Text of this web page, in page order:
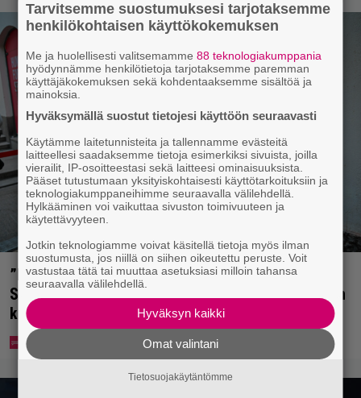
”Mitä isompi vehje, sen paremmin kulkee” –
Susanna Penttilä suuntasi Bangbussinsa Helsingin
keskustaan
Tarvitsemme suostumuksesi tarjotaksemme
henkilökohtaisen käyttökokemuksen
Me ja huolellisesti valitsemamme88 teknologiakumppania
hyödynnämme henkilötietoja tarjotaksemme paremman
käyttäjäkokemuksen sekä kohdentaaksemme sisältöä ja
mainoksia.
Hyväksymällä suostut tietojesi käyttöön seuraavasti
Käytämme laitetunnisteita ja tallennamme evästeitä
laitteellesi saadaksemme tietoja esimerkiksi sivuista, joilla
vierailit, IP-osoitteestasi sekä laitteesi ominaisuuksista.
Pääset tutustumaan yksityiskohtaisesti käyttötarkoituksiin ja
teknologiakumppaneihimme seuraavalla välilehdellä.
Hylkääminen voi vaikuttaa sivuston toimivuuteen ja
käytettävyyteen.
Jotkin teknologiamme voivat käsitellä tietoja myös ilman
suostumusta, jos niillä on siihen oikeutettu peruste. Voit
vastustaa tätä tai muuttaa asetuksiasi milloin tahansa
seuraavalla välilehdellä.
Hyväksyn kaikki
Omat valintani
Tietosuojakäytäntömme